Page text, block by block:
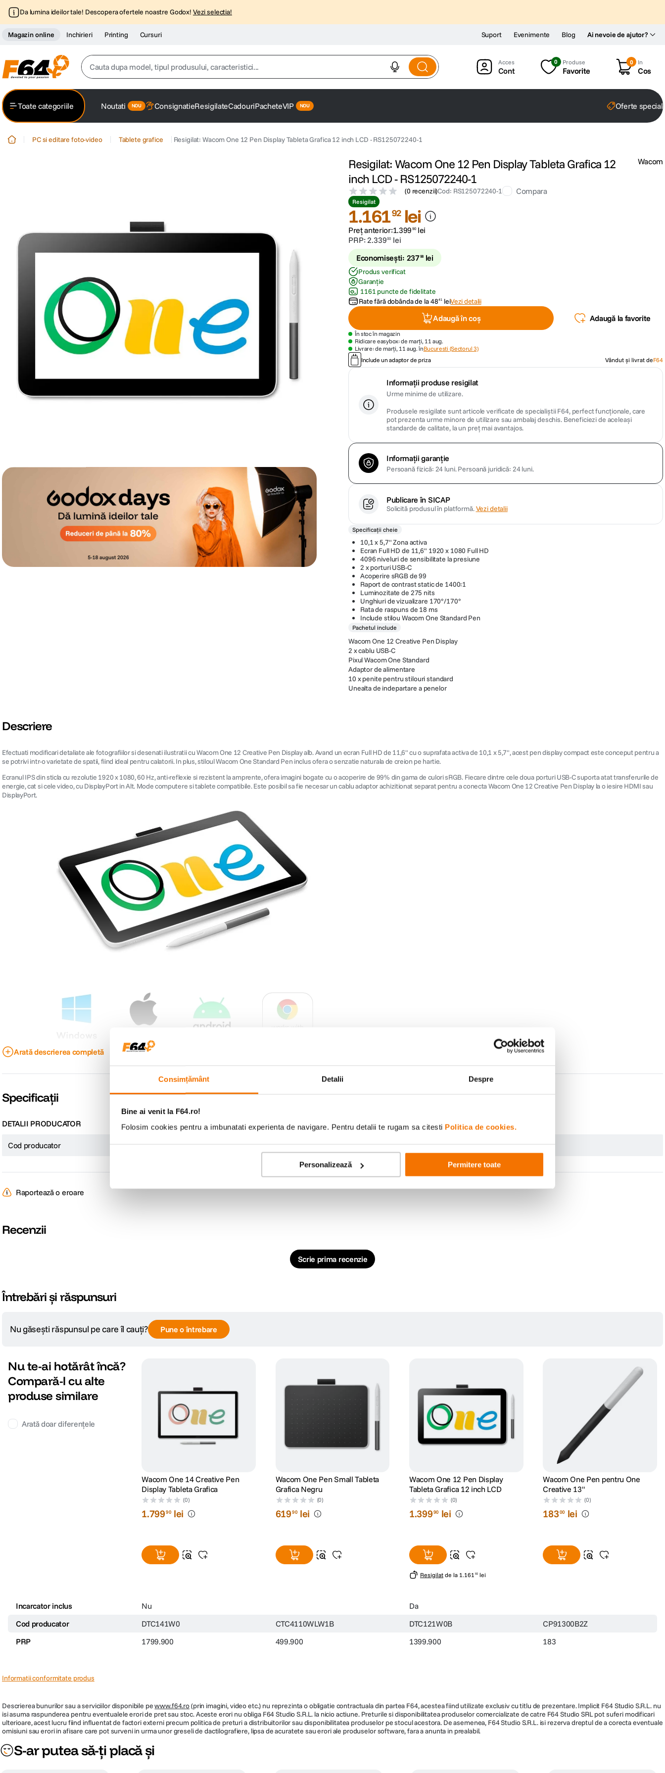
Consimțământ Detalii Despre
Bine ai venit la F64.ro!
Folosim cookies pentru a imbunatati experienta de navigare. Pentru detalii te rugam sa citesti Politica de cookies.
Personalizează Permitere toate
Da lumina ideilor tale! Descopera ofertele noastre Godox! Vezi selectia!
Magazin online Inchirieri Printing Cursuri Ai nevoie de ajutor?
Suport Evenimente Blog
Cauta dupa model, tipul produsului, caracteristici...
trepied
8.
9. dji osmo
10. insta 360
Cont
0 Produse
Favorite
0 In
Cos
Toate categoriile Noutati ConsignatieResigilateCadouriPacheteVIP Oferte
PC si editare foto-video Tablete grafice Resigilat: Wacom One 12 Pen Display Tableta Grafica 12 inch LCD - RS125072240-1
Resigilat: Wacom One 12 Pen Display Tableta Grafica 12
inch LCD - RS125072240-1
(0 recenzii)Cod: RS125072240-1 Compara
Wacom
Resigilat
1.16192 lei
Preț anterior:1.399 90 lei
PRP:2.33900 lei
Economisești: 23798 lei
Produs verificat
Garanție
1161 puncte de fidelitate
Rate fără dobânda de la4841 leiVezi detalii
Adaugă în coș Adaugă la favorite
În stoc în magazin
Ridicare easybox: de marți, 11 aug.
Livrare: de marți, 11 aug. înBucuresti (Sectorul 3)
Include un adaptor de priza
Vândut și livrat deF64
Informații produse resigilat
Urme minime de utilizare.
Produsele resigilate sunt articole verificate de specialiștii F64, perfect funcționale, care
pot prezenta urme minore de utilizare sau ambalaj deschis. Beneficiezi de aceleași
standarde de calitate, la un preț mai avantajos.
Informații garanție
Persoană fizică: 24 luni.Persoană juridică: 24 luni.
Publicare în SICAP
Solicită produsul în platformă.Vezi detalii
Specificații cheie
10,1 x 5,7" Zona activa
Ecran Full HD de 11,6" 1920 x 1080 Full HD
4096 niveluri de sensibilitate la presiune
2 x porturi USB-C
Acoperire sRGB de 99
Raport de contrast static de 1400:1
Luminozitate de 275 nits
Unghiuri de vizualizare 170°/170°
Rata de raspuns de 18 ms
Include stilou Wacom One Standard Pen
Pachetul include
Wacom One 12 Creative Pen Display
2 x cablu USB-C
Pixul Wacom One Standard
Adaptor de alimentare
10 x penite pentru stilouri standard
Unealta de indepartare a penelor
Descriere
Efectuati modificari detaliate ale fotografiilor si desenati ilustratii cu Wacom One 12 Creative Pen Display alb. Avand un ecran Full HD de 11,6" cu o suprafata activa de 10,1 x 5,7", acest pen display compact este conceput pentru a
se potrivi intr-o varietate de spatii, fiind ideal pentru calatorii. In plus, stiloul Wacom One Standard Pen inclus ofera o senzatie naturala de creion pe hartie.
Ecranul IPS din sticla cu rezolutie 1920 x 1080, 60 Hz, anti-reflexie si rezistent la amprente, ofera imagini bogate cu o acoperire de 99% din gama de culori sRGB. Fiecare dintre cele doua porturi USB-C suporta atat transferurile de
energie, cat si cele video, cu DisplayPort in Alt. Mode computere si tablete compatibile. Este posibil sa fie necesar un cablu adaptor achizitionat separat pentru a conecta Wacom One 12 Creative Pen Display la o iesire HDMI sau
DisplayPort.
Pixul standard Wacom One
Suportand 4096 de niveluri de presiune si o inclinare de 60°, stiloul Wacom One Standard Pen inclus faciliteaza trasarea de linii groase si subtiri, stergerea usoara si adaugarea de umbre. Doua butoane laterale se aliniaza pe
manerul texturat, care poate fi personalizat cu functii utilizate frecvent, cum ar fi zoom in si zoom out. Cu ajutorul tehnologiei de rezonanta electromagnetica (EMR), stiloul nu necesita baterii sau reincarcare, permitandu-va sa
Utilizati oricare dintre cele doua porturi USB-C pentru a va conecta la DisplayPort in Alt. Mode compatibil cu dispozitivele compatibile pentru a transfera video, energie si control printr-un singur
cablu. Sau folositi adaptorul de alimentare inclus cu cel de-al doilea port.
Compatibilitate
Arată descrierea completă
Specificații
DETALII PRODUCATOR
Cod producator DTC121W0B
Raportează o eroare
Recenzii
Scrie prima recenzie
Întrebări și răspunsuri
Nu găsești răspunsul pe care îl cauți? Pune o întrebare
Nu te-ai hotărât încă?
Compară-l cu alte
produse similare
Arată doar diferențele
Wacom One 14 Creative Pen
Display Tableta Grafica
(0)
1.79990 lei
Wacom One Pen Small Tableta
Grafica Negru
(0)
61990 lei
Wacom One 12 Pen Display
Tableta Grafica 12 inch LCD
(0)
1.39990 lei
Resigilat de la 1 .161 92 lei
Wacom One Pen pentru One
Creative 13"
(0)
18300 lei
Incarcator inclus Nu
Da
Cod producator
DTC141W0 CTC4110WLW1B DTC121W0B
CP91300B2Z
PRP
1799.900 499.900 1399.900 183
Informatii conformitate produs
Descrierea bunurilor sau a serviciilor disponibile pewww.f64.ro(prin imagini, video etc.) nu reprezinta o obligatie contractuala din partea F64, acestea fiind utilizate exclusiv cu titlu de prezentare. Implicit F64 Studio S.R.L. nu
isi asuma raspunderea pentru eventualele erori de pret sau stoc. Aceste erori nu obliga F64 Studio S.R.L. la nicio actiune. Preturile si disponibilitatea produselor comercializate de catre F64 Studio SRL pot suferi modificari
ulterioare, acest lucru fiind influentat de factori externi precum politica de preturi a distribuitorilor sau disponibilitatea produselor pe stocul acestora. De asemenea, F64 Studio S.R.L. isi rezerva dreptul de a corecta eventuale
omisiuni sau erori in afisare care pot surveni in urma unor greseli de dactilografiere, lipsa de acuratete sau erori ale produselor software, fara a anunta in prealabil.
S-ar putea să-ți placă și